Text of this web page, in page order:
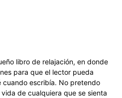
libro de relajación, en donde
para que el lector pueda
cuando escribía. No pretendo
de cualquiera que se sienta